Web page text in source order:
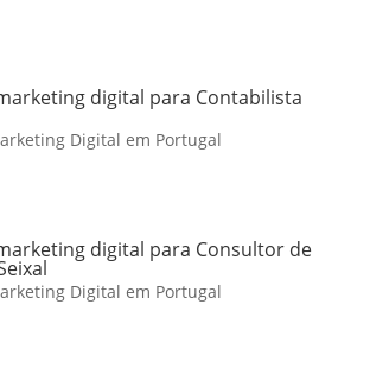
digital para Contabilista
Digital em Portugal
digital para Consultor de
Digital em Portugal